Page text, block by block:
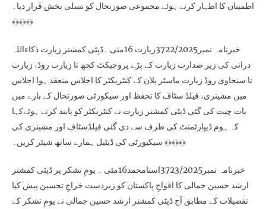
اطمینان کا اظہار کرتے ہوئے مجموعی صورتحال کو تسلی بخش قرار دیا۔
﴾﴿﴾﴿﴾﴿
خبرنامہ نمبر3722/2025زیارت 16مئی ۔ڈپٹی کمشنر زیارت ذکاءاللہ
درانی کی زیر صدارت زیارت کے بڑے پروجیکٹ کچھ تا زیارت روڈ، زیارت
تا سنجاوی روڈ زیارت ماسٹر پلان کے کنٹریکٹر کا اجلاس منعقد ہوا اجلاس
میں مشینری، فیلڈ سٹاف کا تحفظ اور سیکورٹی صورتحال کے بارے میں
بات چیت کی گئی ڈپٹی کمشنر زیارت نے کنٹریکٹر کو پابند کرتے ہوئےکہا
کہ ہوم ڈیپارٹمنٹ کی طرف سے دی گئی فیلڈسٹاف اور مشینری کی
سیکیورٹی کی ڈیٹیل ہمارے ساتھ شیئر کریں۔ ﴾﴿﴾﴿﴾﴿
خبرنامہ نمبر3723/2025استامحمد16مئی ۔ یومِ تشکر پر ڈپٹی کمشنر
ارشد حسین جمالی کا افواجِ پاکستان کو زبردست خراجِ تحسین پیش کیا
تفصیلات کے مطابق آج ڈپٹی کمشنر ارشد حسین جمالی نے یومِ تشکر کے